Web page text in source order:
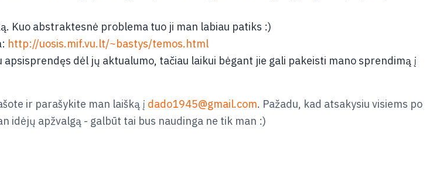
Kuo abstraktesnė problema tuo ji man labiau patiks :)
http://uosis.mif.vu.lt/~bastys/temos.html
dėl jų aktualumo, tačiau laikui bėgant jie gali pakeisti mano sprendimą į
ir parašykite man laišką į dado1945@gmail.com. Pažadu, kad atsakysiu visiems po
idėjų apžvalgą - galbūt tai bus naudinga ne tik man :)